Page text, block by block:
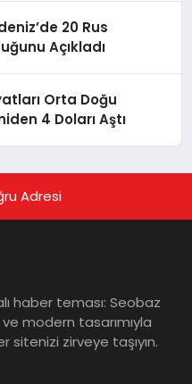
20 Rus
Açıkladı
Orta Doğu
4 Doları Aştı
Adresi
haber teması: Seobaz
ve modern tasarımıyla
sitenizi zirveye taşıyın.